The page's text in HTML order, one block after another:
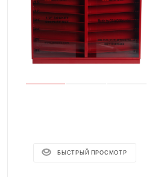
БЫСТРЫЙ ПРОСМОТР